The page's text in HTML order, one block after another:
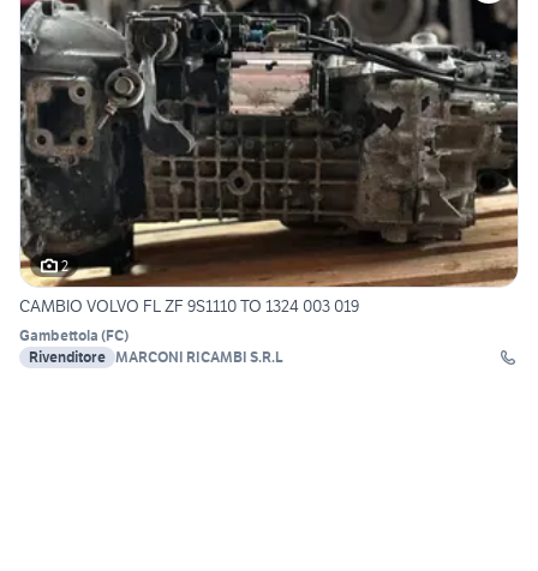
2
CAMBIO VOLVO FL ZF 9S1110 TO 1324 003 019
Gambettola (FC)
Rivenditore MARCONI RICAMBI S.R.L